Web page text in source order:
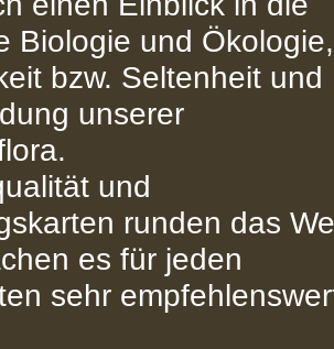
Biologie und Ökologie,
bzw. Seltenheit und
unserer
und
runden das
es für jeden
sehr